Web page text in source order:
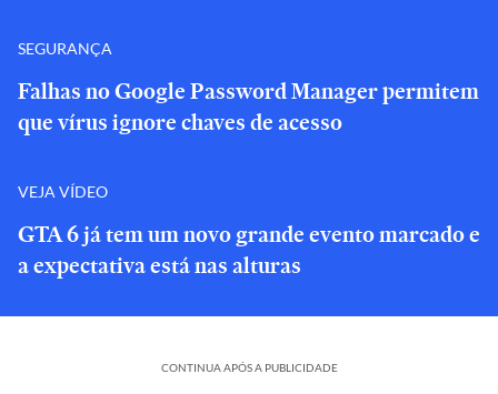
SEGURANÇA
Falhas no Google Password Manager permitem
que vírus ignore chaves de acesso
VEJA VÍDEO
GTA 6 já tem um novo grande evento marcado e
a expectativa está nas alturas
CONTINUA APÓS A PUBLICIDADE